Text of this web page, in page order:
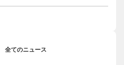
全てのニュース